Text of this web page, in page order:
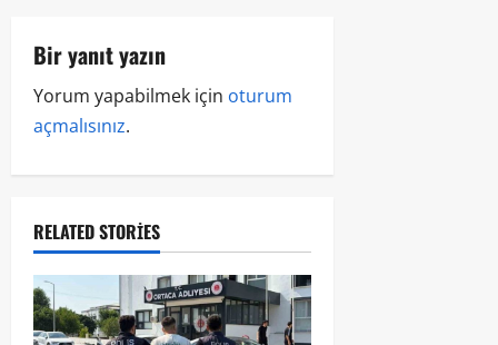
Bir yanıt yazın
Yorum yapabilmek için oturum
açmalısınız.
RELATED STORIES